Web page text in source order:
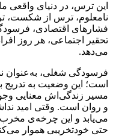
این ترس، در دنیای واقعی
نامعلوم، ترس از شکست،
فشارهای اقتصادی،
تحقیر اجتماعی، هر روز
می‌دهد.
فرسودگی شغلی، به‌عنوان
است؛ این وضعیت به
مسیر زندگی‌اش معنایی
و روان است. وقتی امید
می‌یابد و این چرخه‌ی
حتی خودتخریبی هموار